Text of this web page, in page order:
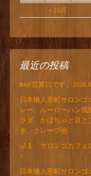
« 10月
最近の投稿
BAR営業日です。
日本橋人形町サロン
レー、ルーローハン
ラダ、かぼちゃと豆
き、クレープ他
🌙🎸 サロンゴカフェ
♪
日本橋人形町サロン